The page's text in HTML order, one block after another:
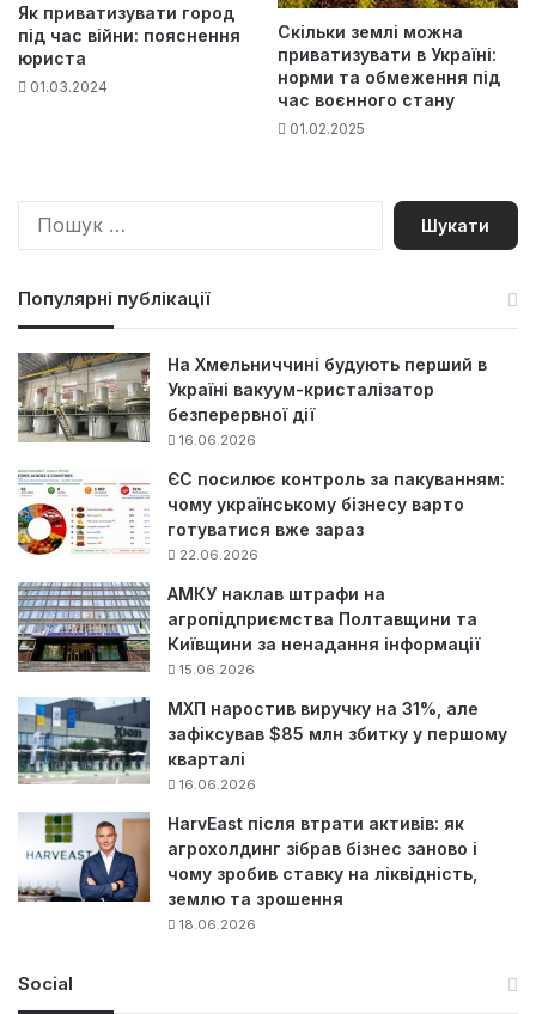
Як приватизувати город
під час війни: пояснення
юриста
01.03.2024
Скільки землі можна
приватизувати в Україні:
норми та обмеження під
час воєнного стану
01.02.2025
П
Популярні публікації
На Хмельниччині будують перший в
Україні вакуум-кристалізатор
безперервної дії
16.06.2026
ЄС посилює контроль за пакуванням:
чому українському бізнесу варто
готуватися вже зараз
22.06.2026
АМКУ наклав штрафи на
агропідприємства Полтавщини та
Київщини за ненадання інформації
15.06.2026
МХП наростив виручку на 31%, але
зафіксував $85 млн збитку у першому
кварталі
16.06.2026
HarvEast після втрати активів: як
агрохолдинг зібрав бізнес заново і
чому зробив ставку на ліквідність,
землю та зрошення
18.06.2026
Social